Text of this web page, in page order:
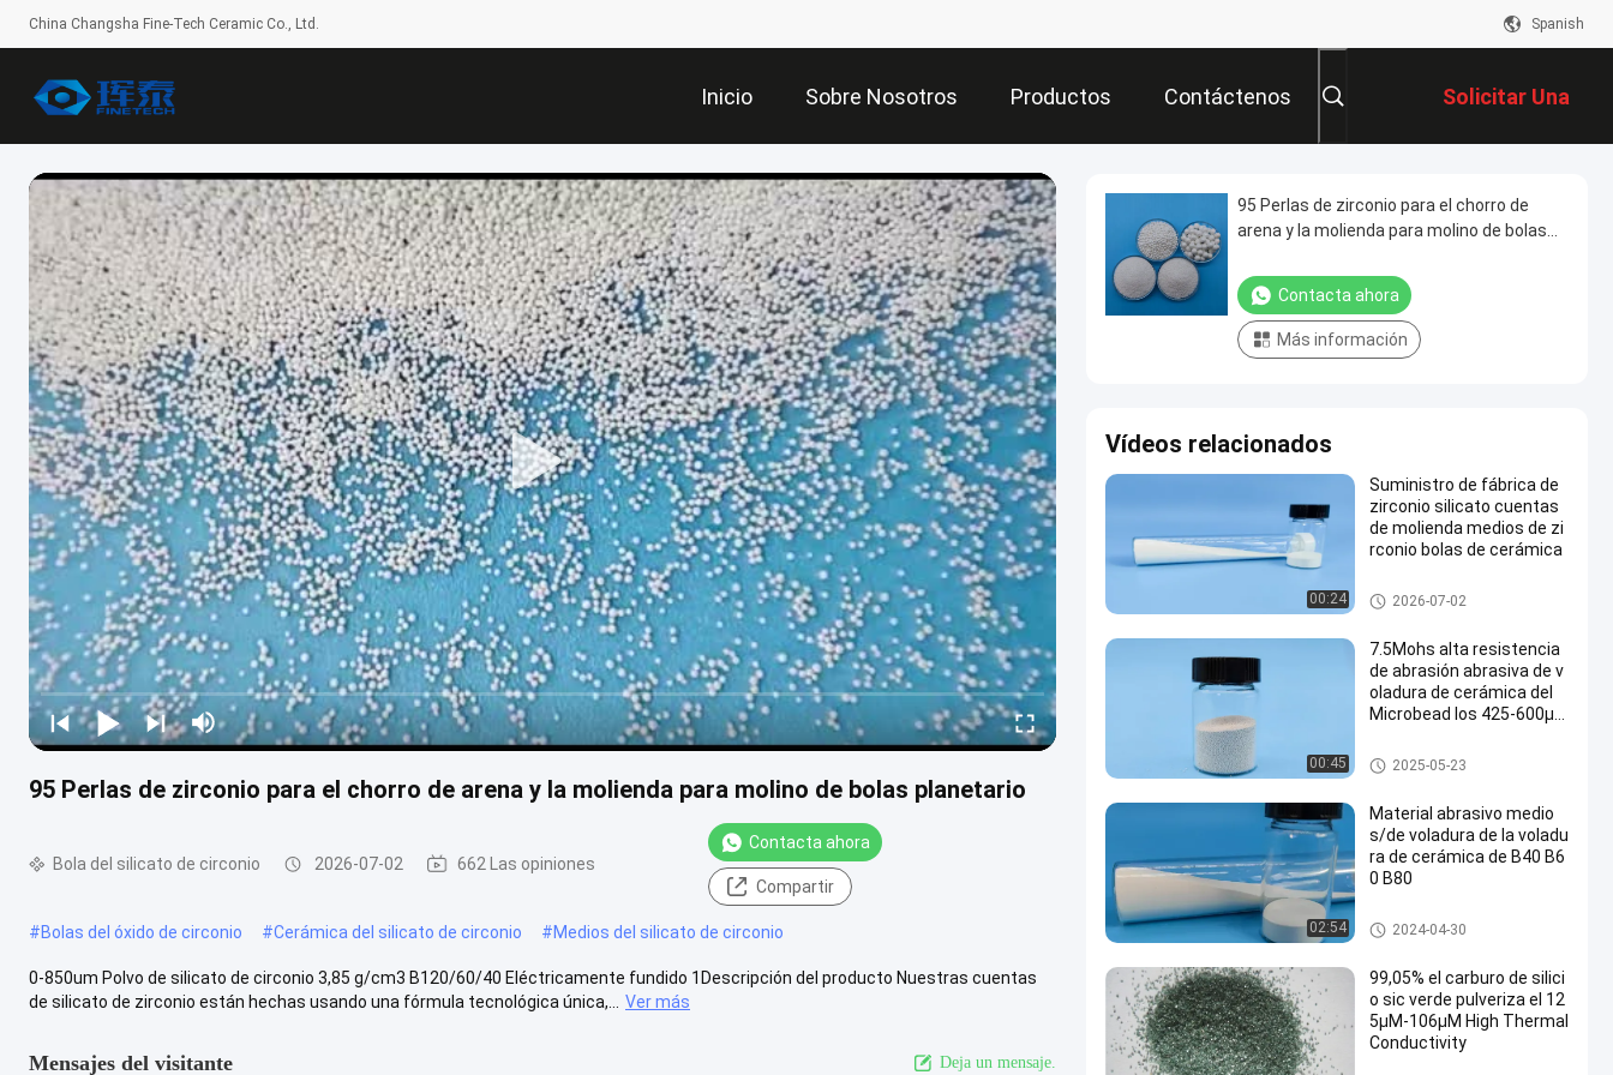
China Changsha Fine-Tech Ceramic Co., Ltd. Spanish
Inicio Sobre Nosotros Productos Contáctenos Solicitar Una
Cotización
95 Perlas de zirconio para el chorro de arena y la molienda para molino de bolas planetario
Bola del silicato de circonio 2026-07-02 662 Las opiniones
Contacta ahora
Compartir
#Bolas del óxido de circonio #Cerámica del silicato de circonio #Medios del silicato de circonio
0-850um Polvo de silicato de circonio 3,85 g/cm3 B120/60/40 Eléctricamente fundido 1Descripción del producto Nuestras cuentas
de silicato de zirconio están hechas usando una fórmula tecnológica única,...
Ver más
Mensajes del visitante Deja un mensaje.
95 Perlas de zirconio para el chorro de
arena y la molienda para molino de bolas
Contacta ahora
Más información
Vídeos relacionados
00:24
Suministro de fábrica de
zirconio silicato cuentas
de molienda medios de zi
rconio bolas de cerámica
Bola del silicato de circonio
2026-07-02
00:45
7.5Mohs alta resistencia
de abrasión abrasiva de v
oladura de cerámica del
Microbead los 425-600μ
Abrasivo de voladura de cerá
mica
2025-05-23
02:54
Material abrasivo medio
s/de voladura de la voladu
ra de cerámica de B40 B6
0 B80
Medios de voladura de cerámi
ca
2024-04-30
99,05% el carburo de silici
o sic verde pulveriza el 12
5μM-106μM High Thermal
Conductivity